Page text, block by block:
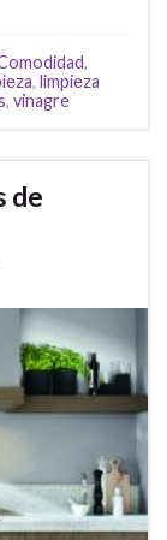
,
, limpieza
, vinagre
de